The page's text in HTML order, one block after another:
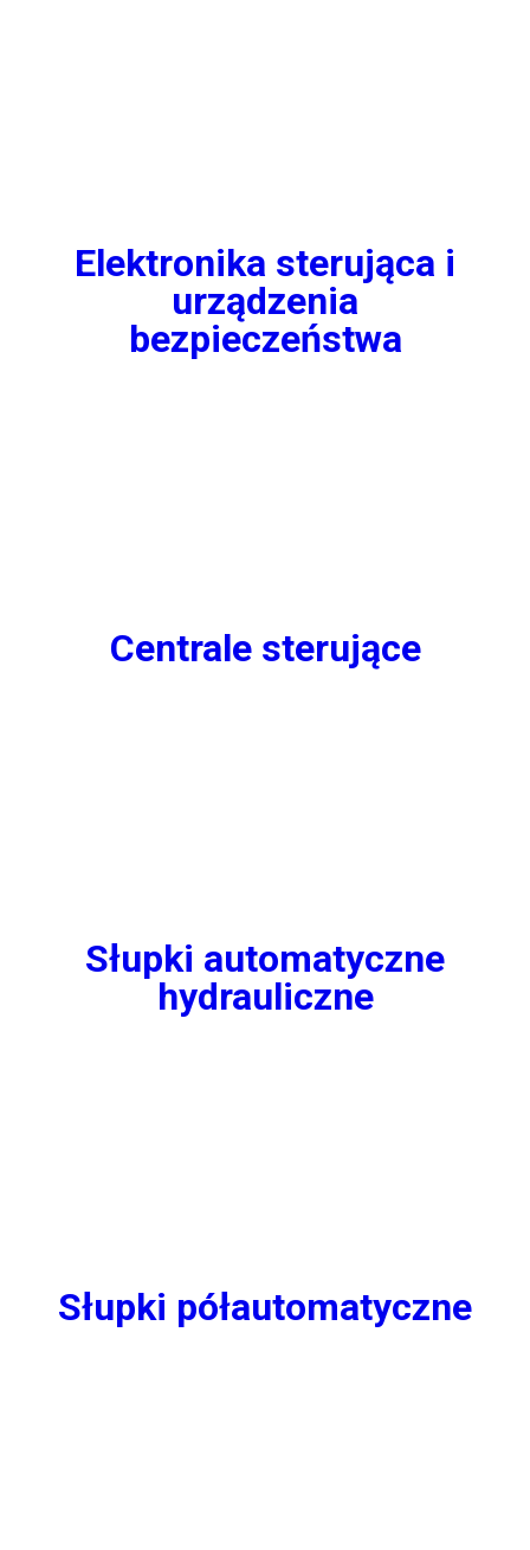
Elektronika sterująca i
urządzenia
bezpieczeństwa
Centrale sterujące
Słupki automatyczne
hydrauliczne
Słupki półautomatyczne